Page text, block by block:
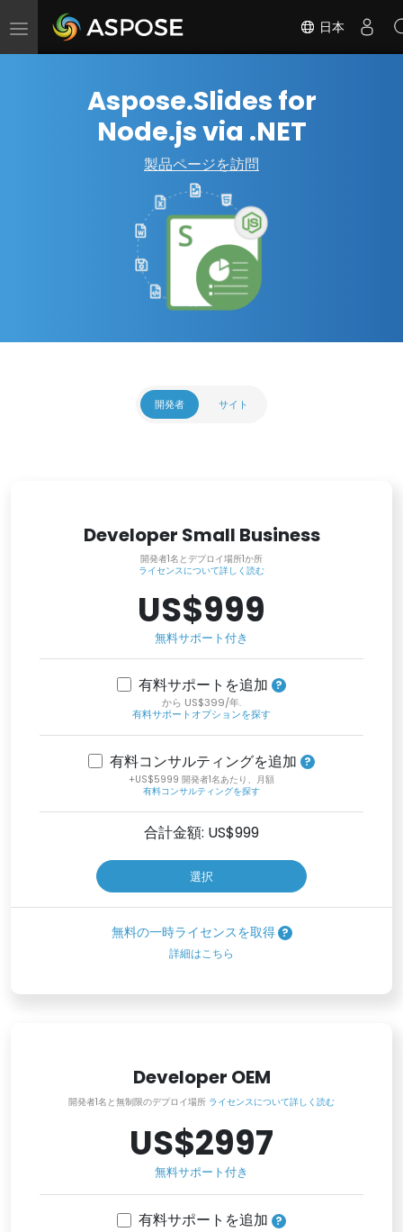
ナ
日本
Aspose.Slides for
Node.js via .NET
製品ページを訪問
開発者 サイト
Developer Small Business
開発者1名とデプロイ場所1か所
ライセンスについて詳しく読む
US$999
無料サポート付き
有料サポートを追加
から US$399/年.
有料サポートオプションを探す
有料コンサルティングを追加
+US$5999 開発者1名あたり、月額
有料コンサルティングを探す
合計金額: US$999
選択
無料の一時ライセンスを取得
詳細はこちら
Developer OEM
開発者1名と無制限のデプロイ場所 ライセンスについて詳しく読む
US$2997
無料サポート付き
有料サポートを追加